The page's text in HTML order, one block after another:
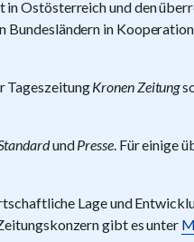
Ostösterreich und den
Bundesländern in
TageszeitungKronen Zeitung
undPresse. Für einige
Lage und
gibt es unter